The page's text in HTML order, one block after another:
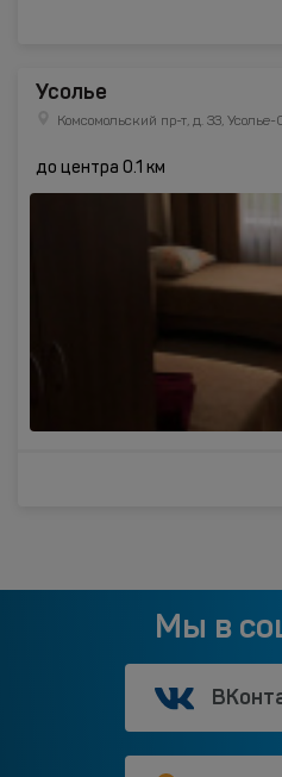
Усолье
Комсомольский пр-т, д. 33,
до центра 0.1 км
Мы в